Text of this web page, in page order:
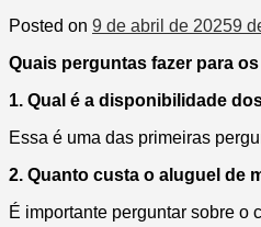
Posted on 9 de abril de 20259
Quais perguntas fazer para
1. Qual é a disponibilidade
Essa é uma das primeiras
2. Quanto custa o aluguel de
É importante perguntar sobre o